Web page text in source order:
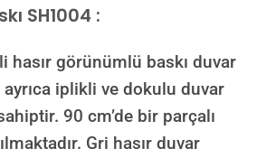
SH1004 :
görünümlü baskı duvar
ayrıca iplikli ve dokulu duvar
90 cm’de bir parçalı
Gri hasır duvar